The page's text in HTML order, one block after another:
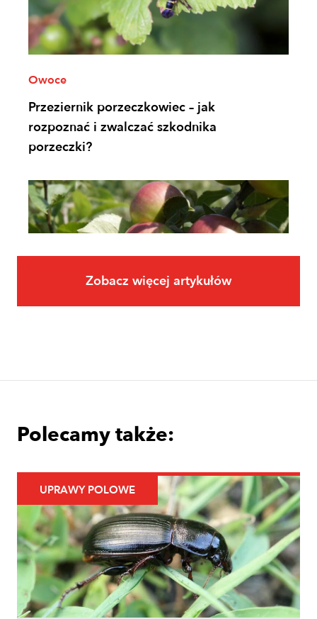
Owoce
Przeziernik porzeczkowiec – jak
rozpoznać i zwalczać szkodnika
porzeczki?
Uprawy polowe
Łokaś garbatek – jak rozpoznać
szkodnika i ograniczyć szkody w
Zobacz więcej artykułów
Polecamy także:
UPRAWY POLOWE